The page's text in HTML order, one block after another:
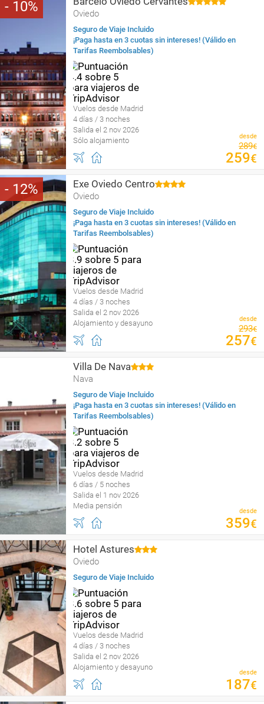
10 Oviedo
Seguro de Viaje Incluido
¡Paga hasta en 3 cuotas sin intereses! (Válido en
Tarifas Reembolsables)
Vuelos desde Madrid
4 días / 3 noches
Salida el 2 nov 2026
Sólo alojamiento
desde
289€
259€
12 Exe Oviedo Centro
Oviedo
Seguro de Viaje Incluido
¡Paga hasta en 3 cuotas sin intereses! (Válido en
Tarifas Reembolsables)
Vuelos desde Madrid
4 días / 3 noches
Salida el 2 nov 2026
Alojamiento y desayuno
desde
293€
257€
Villa De Nava
Nava
Seguro de Viaje Incluido
¡Paga hasta en 3 cuotas sin intereses! (Válido en
Tarifas Reembolsables)
Vuelos desde Madrid
6 días / 5 noches
Salida el 1 nov 2026
Media pensión
desde
359€
Hotel Astures
Oviedo
Seguro de Viaje Incluido
Vuelos desde Madrid
4 días / 3 noches
Salida el 2 nov 2026
Alojamiento y desayuno
desde
187€